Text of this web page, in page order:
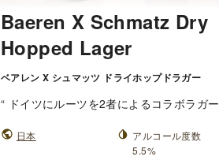
Baeren X Schmatz Dry
Hopped Lager
ベアレン X シュマッツ ドライホップドラガー
“ ドイツにルーツを2者によるコラボラガー
日本
アルコール度数
5.5%